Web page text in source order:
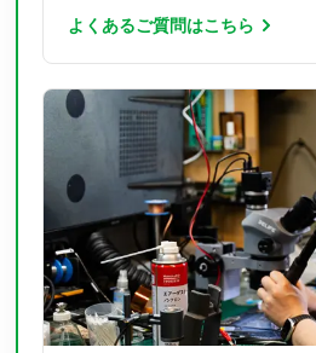
よくあるご質問はこちら